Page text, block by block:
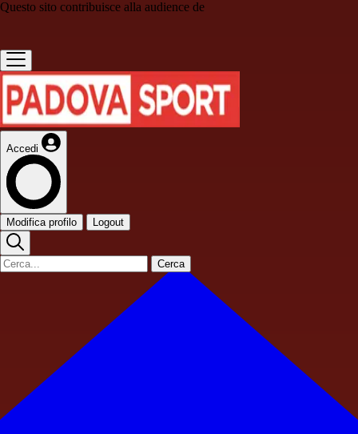
Questo sito contribuisce alla audience de
Accedi
Modifica profilo Logout
Cerca